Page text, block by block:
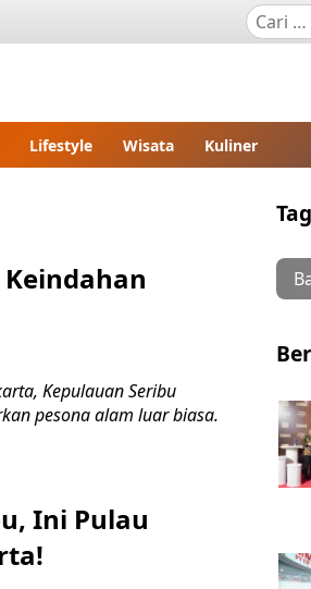
Lifestyle Wisata Kuliner
Kepulauan Seribu
pesona alam luar biasa.
Ini Pulau